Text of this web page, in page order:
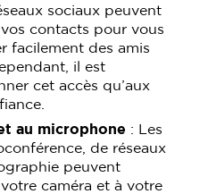
sociaux peuvent
vos contacts pour vous
facilement des amis
il est
cet accès qu’aux
au microphone : Les
de réseaux
peuvent
caméra et à votre